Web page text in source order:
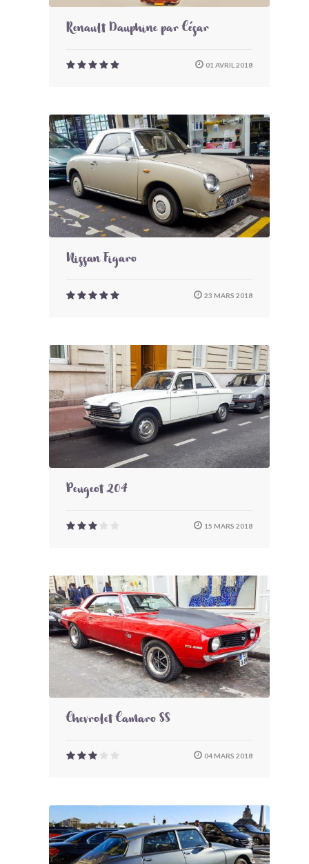
Renault Dauphine par César
01 AVRIL 2018
Nissan Figaro
23 MARS 2018
Peugeot 204
15 MARS 2018
Chevrolet Camaro SS
04 MARS 2018